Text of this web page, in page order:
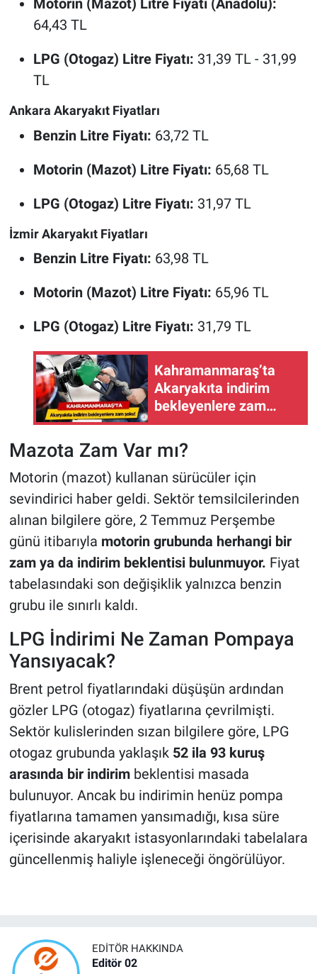
Motorin (Mazot) Litre Fiyatı (Anadolu):
64,43 TL
LPG (Otogaz) Litre Fiyatı: 31,39 TL - 31,99
TL
Ankara Akaryakıt Fiyatları
Benzin Litre Fiyatı: 63,72 TL
Motorin (Mazot) Litre Fiyatı: 65,68 TL
LPG (Otogaz) Litre Fiyatı: 31,97 TL
İzmir Akaryakıt Fiyatları
Benzin Litre Fiyatı: 63,98 TL
Motorin (Mazot) Litre Fiyatı: 65,96 TL
LPG (Otogaz) Litre Fiyatı: 31,79 TL
Kahramanmaraş’ta
Akaryakıta indirim
bekleyenlere zam
şoku!
Mazota Zam Var mı?
Motorin (mazot) kullanan sürücüler için
sevindirici haber geldi. Sektör temsilcilerinden
alınan bilgilere göre, 2 Temmuz Perşembe
günü itibarıyla motorin grubunda herhangi bir
zam ya da indirim beklentisi bulunmuyor. Fiyat
tabelasındaki son değişiklik yalnızca benzin
grubu ile sınırlı kaldı.
LPG İndirimi Ne Zaman Pompaya
Yansıyacak?
Brent petrol fiyatlarındaki düşüşün ardından
gözler LPG (otogaz) fiyatlarına çevrilmişti.
Sektör kulislerinden sızan bilgilere göre, LPG
otogaz grubunda yaklaşık 52 ila 93 kuruş
arasında bir indirimbeklentisi masada
bulunuyor. Ancak bu indirimin henüz pompa
fiyatlarına tamamen yansımadığı, kısa süre
içerisinde akaryakıt istasyonlarındaki tabelalara
güncellenmiş haliyle işleneceği öngörülüyor.
EDITÖR HAKKINDA
Editör 02